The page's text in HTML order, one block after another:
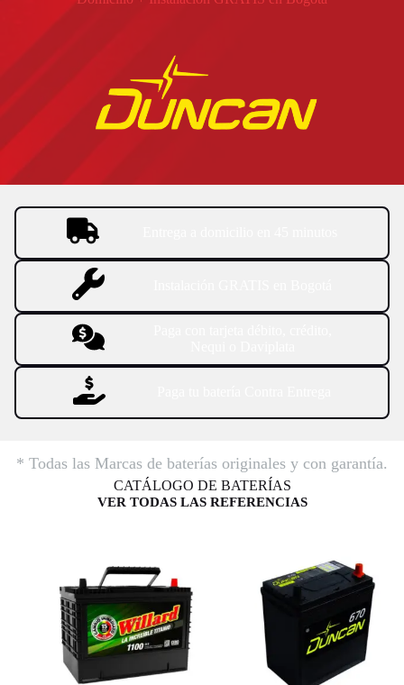
* Todas las Marcas de baterías originales y con garantía.
CATÁLOGO DE BATERÍAS
VER TODAS LAS REFERENCIAS